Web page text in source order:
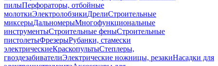
пилыПерфораторы, отбойные
молоткиЭлектролобзикиДрелиСтроительные
миксерыДальномерыМногофункциональные
инструментыСтроительные феныСтроительные
пистолетыФрезерыРубанки, стамески
электрическиеКраскопультыСтеплеры,
гвоздезабивателиЭлектрические ножницы, резакиНасадки для